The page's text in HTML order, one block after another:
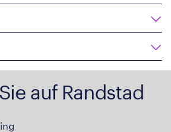
auf Randstad